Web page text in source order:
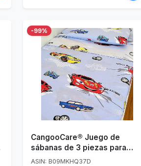
-99%
CangooCare® Juego de
sábanas de 3 piezas para
cuna de bebé, 100% algodón,
ASIN: B09MKHQ37D